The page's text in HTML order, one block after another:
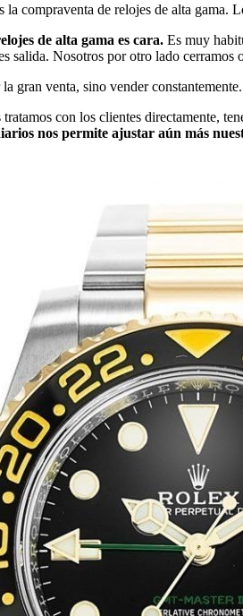
la compraventa de relojes de alta gama.
de alta gama es cara. Es muy
salida. Nosotros por otro lado
gran venta, sino vender constantemente.
con los clientes directamente,
nos permite ajustar aún más